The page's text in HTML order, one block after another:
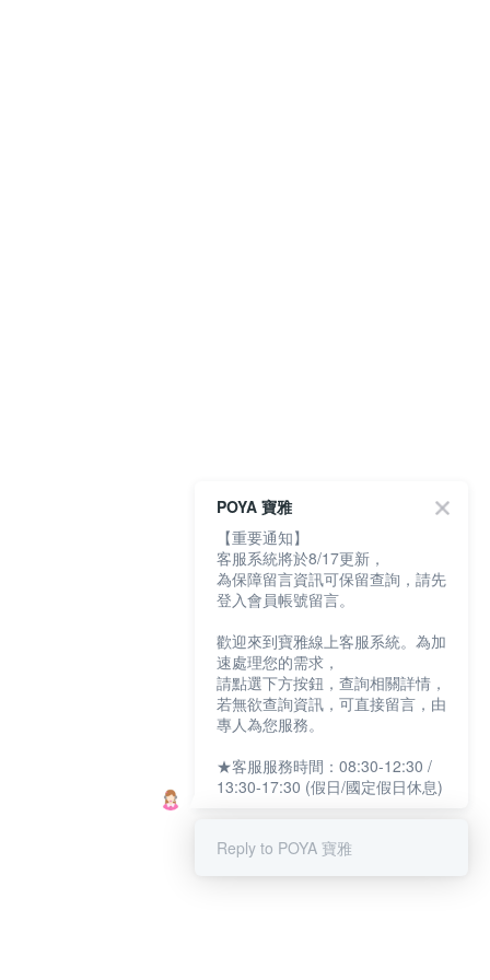
POYA 寶雅
【重要通知】
客服系統將於8/17更新，
為保障留言資訊可保留查詢，請先
登入會員帳號留言。
歡迎來到寶雅線上客服系統。為加
速處理您的需求，
請點選下方按鈕，查詢相關詳情，
若無欲查詢資訊，可直接留言，由
專人為您服務。
★客服服務時間：08:30-12:30 /
13:30-17:30 (假日/國定假日休息)
Reply to POYA 寶雅